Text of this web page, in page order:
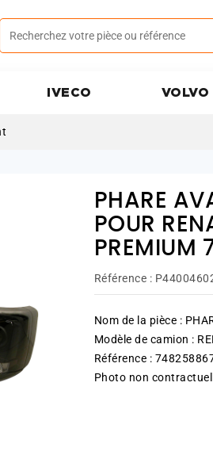
IVECO VOLVO
PHARE
POUR
Référence :
Nom de la pièce :
Modèle de camion :
Référence :
Photo non